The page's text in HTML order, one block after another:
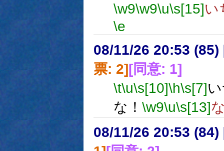
\w9\w9\u\s[15]い
\e
08/11/26 20:53 (85)
票: 2][同意: 1]
\t\u\s[10]\h\s[7]
な！ \w9\u\s[13]
08/11/26 20:53 (84)